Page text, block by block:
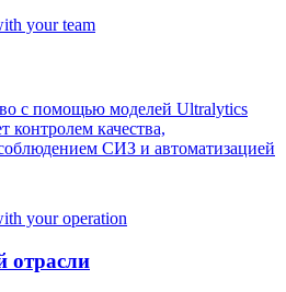
с помощью моделей Ultralytics
качества,
СИЗ и автоматизацией
отрасли